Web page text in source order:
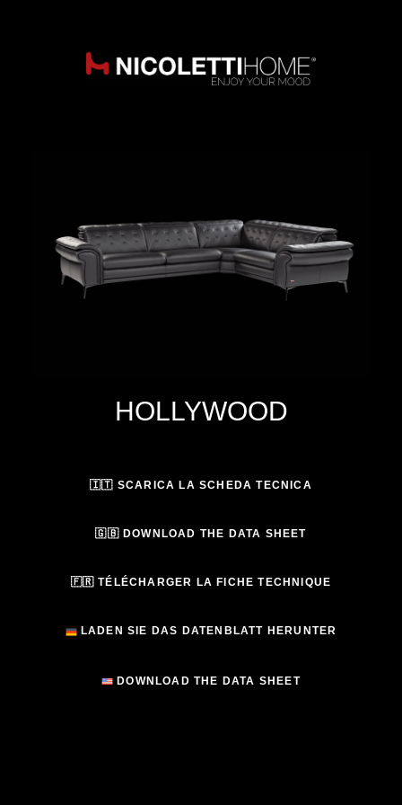
HOLLYWOOD
🇮🇹 SCARICA LA SCHEDA TECNICA
🇬🇧 DOWNLOAD THE DATA SHEET
🇫🇷 TÉLÉCHARGER LA FICHE TECHNIQUE
LADEN SIE DAS DATENBLATT HERUNTER
DOWNLOAD THE DATA SHEET